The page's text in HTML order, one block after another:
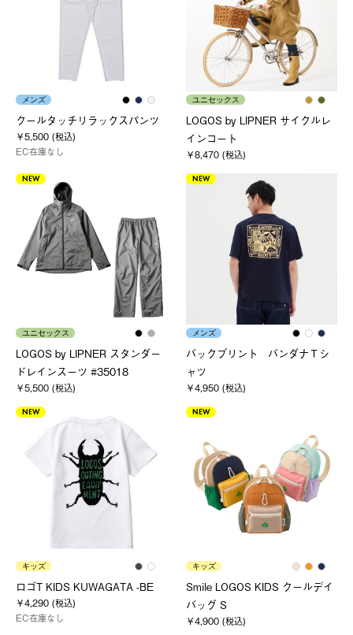
メンズ
クールタッチリラックスパンツ
￥5,500 (税込)
EC在庫なし
ユニセックス
LOGOS by LIPNER サイクルレ
インコート
￥8,470 (税込)
NEW
ユニセックス
LOGOS by LIPNER スタンダー
ドレインスーツ #35018
￥5,500 (税込)
NEW
メンズ
バックプリント バンダナＴシ
ャツ
￥4,950 (税込)
NEW
キッズ
ロゴT KIDS KUWAGATA -BE
￥4,290 (税込)
EC在庫なし
NEW
キッズ
Smile LOGOS KIDS クールデイ
バッグ S
￥4,900 (税込)